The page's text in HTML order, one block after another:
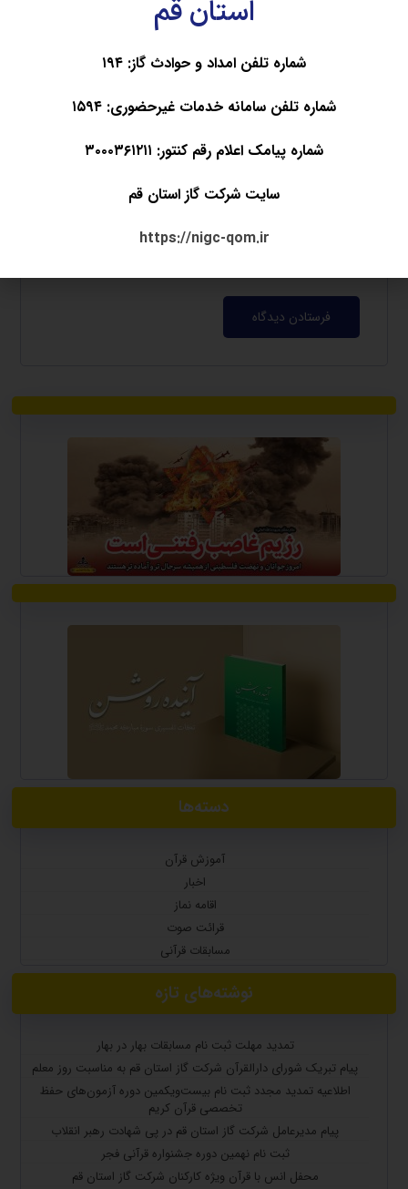
وب‌ سایت
ذخیره نام، ایمیل و وبسایت من در مرورگر برای زمانی که
دسته‌ها
آموزش قرآن
اخبار
اقامه نماز
قرائت صوت
مسابقات قرآنی
نوشته‌های تازه
تمدید مهلت ثبت نام مسابقات بهار در بهار
پیام تبریک شورای دارالقرآن شرکت گاز استان قم به مناسبت روز معلم
اطلاعیه تمدید مجدد ثبت نام بیست‌ویکمین دوره آزمون‌های حفظ
تخصصی قرآن کریم
پیام مدیرعامل شرکت گاز استان قم در پی شهادت رهبر انقلاب
ثبت نام نهمین دوره جشنواره قرآنی فجر
محفل انس با قرآن ویژه کارکنان شرکت گاز استان قم
استان قم
شماره تلفن امداد و حوادث گاز: ۱۹۴
شماره تلفن سامانه خدمات غیرحضوری: ۱۵۹۴
شماره پیامک اعلام رقم کنتور: ۳۰۰۰۳۶۱۲۱۱
سایت شرکت گاز استان قم
https://nigc-qom.ir